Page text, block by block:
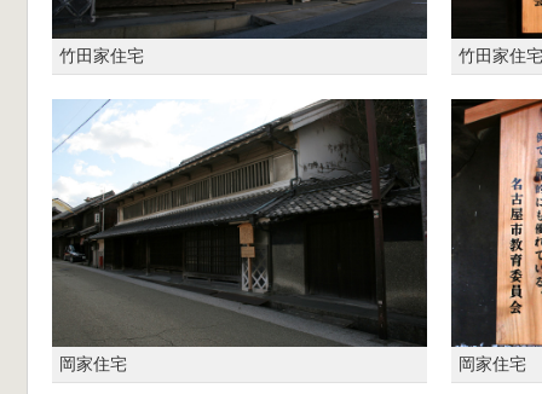
竹田家住宅 竹田家住宅
岡家住宅 岡家住宅